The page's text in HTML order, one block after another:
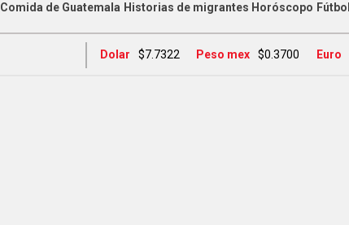
Comida de Guatemala Historias de migrantes Horóscopo Fútbol
Dolar $7.7322 Peso mex $0.3700 Euro